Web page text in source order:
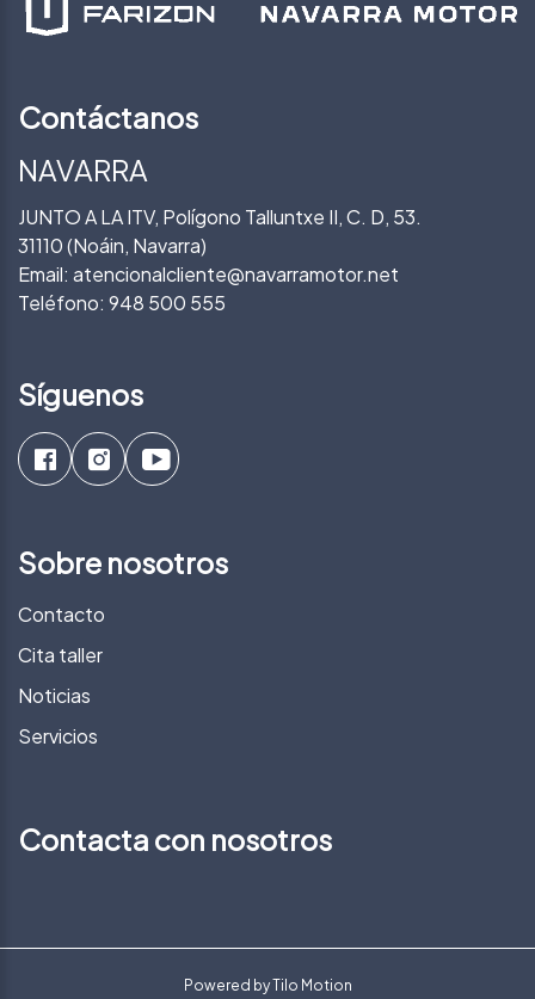
Contáctanos
NAVARRA
JUNTO A LA ITV, Polígono Talluntxe II, C. D, 53.
31110 (Noáin, Navarra)
Email: atencionalcliente@navarramotor.net
Teléfono: 948 500 555
Síguenos
Sobre nosotros
Contacto
Cita taller
Noticias
Servicios
Contacta con nosotros
Powered byTilo Motion